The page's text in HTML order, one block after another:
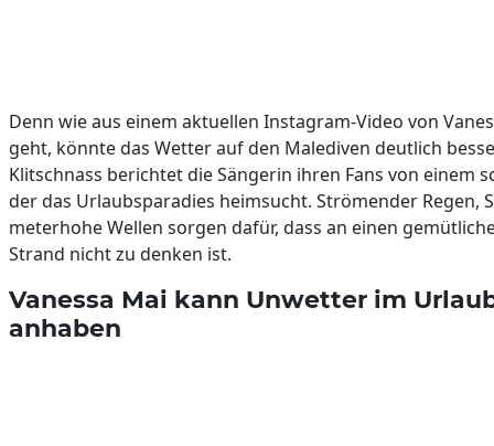
Denn wie aus einem aktuellen Instagram-Video von
geht, könnte das Wetter auf den Malediven deutlich
Klitschnass berichtet die Sängerin ihren Fans von einem
der das Urlaubsparadies heimsucht. Strömender Regen,
meterhohe Wellen sorgen dafür, dass an einen
Strand nicht zu denken ist.
Vanessa Mai kann Unwetter im
anhaben